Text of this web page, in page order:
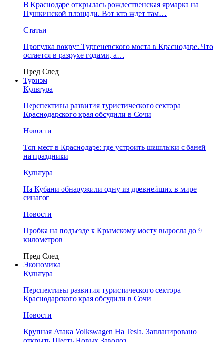
В Краснодаре открылась рождественская ярмарка на
Пушкинской площади. Вот кто ждет там…
Статьи
Прогулка вокруг Тургеневского моста в Краснодаре. Что
остается в разрухе годами, а…
Пред След
Туризм
Культура
Перспективы развития туристического сектора
Краснодарского края обсудили в Сочи
Новости
Топ мест в Краснодаре: где устроить шашлыки с баней
на праздники
Культура
На Кубани обнаружили одну из древнейших в мире
синагог
Новости
Пробка на подъезде к Крымскому мосту выросла до 9
километров
Пред След
Экономика
Культура
Перспективы развития туристического сектора
Краснодарского края обсудили в Сочи
Новости
Крупная Атака Volkswagen На Tesla. Запланировано
открыть Шесть Новых Заводов